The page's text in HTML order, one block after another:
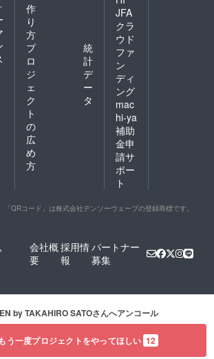
作
り
方
プ
ロ
ジ
ェ
ク
ト
の
広
め
方
統
計
デ
ー
タ
JFA
クラ
ウド
ファ
ン
ディ
ング
mac
hi-ya
補助
金申
請サ
ポー
ト
「QRコード」は株式会社デンソーウェーブの登録商標です。
会社概
要
採用情
報
パートナー
募集
by TAKAHIRO SATOさんへアンコール
もう一度プロジェクトをやってほしい 12